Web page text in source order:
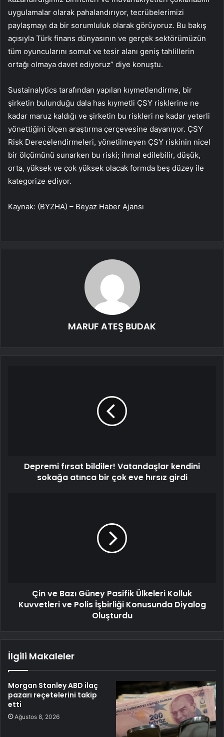
uygulamalar olarak pahalandırıyor, tecrübelerimizi
paylaşmayı da bir sorumluluk olarak görüyoruz. Bu bakış
açısıyla Türk finans dünyasının ve gerçek sektörümüzün
tüm oyuncularını somut ve tesir alanı geniş tahlillerin
ortağı olmaya davet ediyoruz” diye konuştu.
Sustainalytics tarafından yapılan kıymetlendirme, bir
şirketin bulunduğu dala has kıymetli ÇSY risklerine ne
kadar maruz kaldığı ve şirketin bu riskleri ne kadar yeterli
yönettiğini ölçen araştırma çerçevesine dayanıyor. ÇSY
Risk Derecelendirmeleri, yönetilmeyen ÇSY riskinin nicel
bir ölçümünü sunarken bu riski; ihmal edilebilir, düşük,
orta, yüksek ve çok yüksek olacak formda beş düzey ile
kategorize ediyor.
Kaynak: (BYZHA) – Beyaz Haber Ajansı
MARUF ATEŞ BUDAK
Depremi fırsat bildiler! Vatandaşlar kendini
sokağa atınca bir çok eve hırsız girdi
Çin ve Bazı Güney Pasifik Ülkeleri Kolluk
Kuvvetleri ve Polis İşbirliği Konusunda Diyalog
Oluşturdu
İlgili Makaleler
Morgan Stanley ABD ilaç
pazarı reçetelerini takip
etti
Ağustos 8, 2026